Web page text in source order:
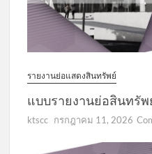
รายงานย่อแสดงสินทรัพย์
แบบรายงานย่อสินทรั
ktscc กรกฎาคม 11, 2026